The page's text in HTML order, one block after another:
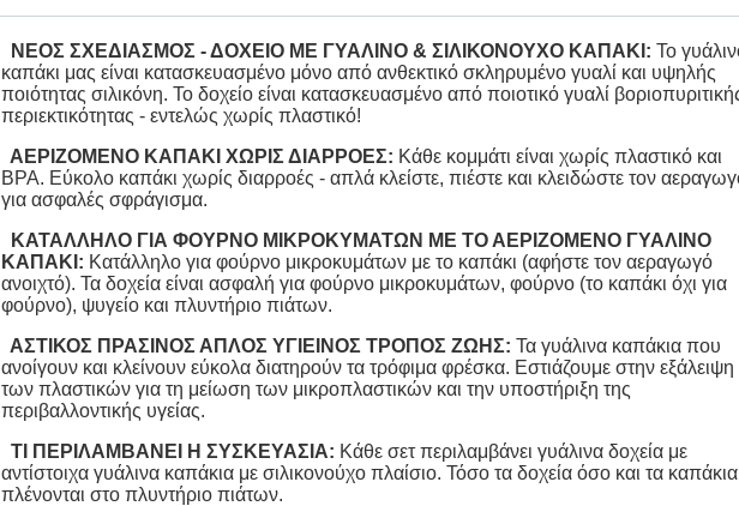
ΝΕΟΣ ΣΧΕΔΙΑΣΜΟΣ - ΔΟΧΕΙΟ ΜΕ ΓΥΑΛΙΝΟ & ΣΙΛΙΚΟΝΟΥΧΟ ΚΑΠΑΚΙ: Το
καπάκι μας είναι κατασκευασμένο μόνο από ανθεκτικό σκληρυμένο γυαλί και υψηλής
ποιότητας σιλικόνη. Το δοχείο είναι κατασκευασμένο από ποιοτικό γυαλί
περιεκτικότητας - εντελώς χωρίς πλαστικό!
ΑΕΡΙΖΟΜΕΝΟ ΚΑΠΑΚΙ ΧΩΡΙΣ ΔΙΑΡΡΟΕΣ: Κάθε κομμάτι είναι χωρίς πλαστικό και
BPA. Εύκολο καπάκι χωρίς διαρροές - απλά κλείστε, πιέστε και κλειδώστε τον
για ασφαλές σφράγισμα.
ΚΑΤΑΛΛΗΛΟ ΓΙΑ ΦΟΥΡΝΟ ΜΙΚΡΟΚΥΜΑΤΩΝ ΜΕ ΤΟ ΑΕΡΙΖΟΜΕΝΟ ΓΥΑΛΙΝΟ
ΚΑΠΑΚΙ: Κατάλληλο για φούρνο μικροκυμάτων με το καπάκι (αφήστε τον αεραγωγό
ανοιχτό). Τα δοχεία είναι ασφαλή για φούρνο μικροκυμάτων, φούρνο (το καπάκι όχι για
φούρνο), ψυγείο και πλυντήριο πιάτων.
ΑΣΤΙΚΟΣ ΠΡΑΣΙΝΟΣ ΑΠΛΟΣ ΥΓΙΕΙΝΟΣ ΤΡΟΠΟΣ ΖΩΗΣ: Τα γυάλινα καπάκια που
ανοίγουν και κλείνουν εύκολα διατηρούν τα τρόφιμα φρέσκα. Εστιάζουμε στην εξάλειψη
των πλαστικών για τη μείωση των μικροπλαστικών και την υποστήριξη της
περιβαλλοντικής υγείας.
ΤΙ ΠΕΡΙΛΑΜΒΑΝΕΙ Η ΣΥΣΚΕΥΑΣΙΑ: Κάθε σετ περιλαμβάνει γυάλινα δοχεία με
αντίστοιχα γυάλινα καπάκια με σιλικονούχο πλαίσιο. Τόσο τα δοχεία όσο και τα καπάκια
πλένονται στο πλυντήριο πιάτων.